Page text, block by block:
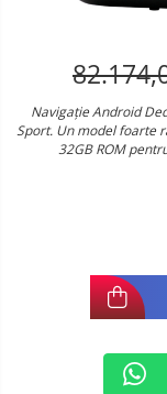
Navigație Android
Sport. Un model foarte
32GB ROM